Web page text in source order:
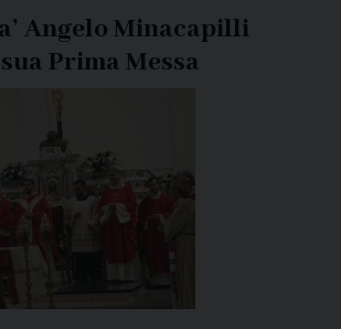
Angelo Minacapilli
Prima Messa